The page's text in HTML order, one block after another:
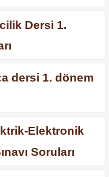
Dersi 1.
dersi 1. dönem
Elektronik
Soruları